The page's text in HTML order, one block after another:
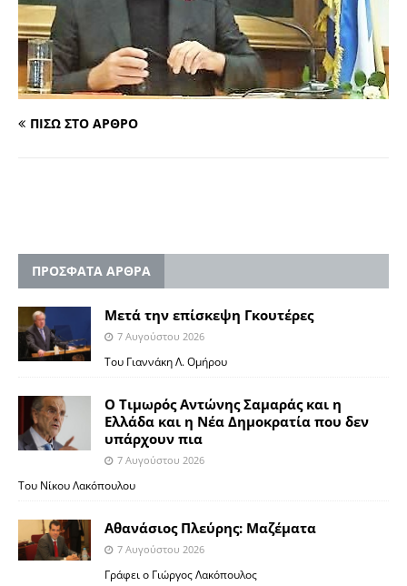
ΠΙΣΩ ΣΤΟ ΑΡΘΡΟ
ΠΡΟΣΦΑΤΑ ΑΡΘΡΑ
Μετά την επίσκεψη Γκουτέρες
7 Αυγούστου 2026
Του Γιαννάκη Λ. Ομήρου
Ο Τιμωρός Αντώνης Σαμαράς και η
Ελλάδα και η Νέα Δημοκρατία που δεν
υπάρχουν πια
7 Αυγούστου 2026
Του Νίκου Λακόπουλου
Αθανάσιος Πλεύρης: Μαζέματα
7 Αυγούστου 2026
Γράφει ο Γιώργος Λακόπουλος